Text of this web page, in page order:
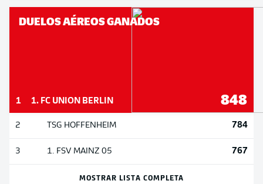
DUELOS AÉREOS GANADOS
1 1. FC UNION BERLIN 848
2 TSG HOFFENHEIM 784
3 1. FSV MAINZ 05 767
MOSTRAR LISTA COMPLETA